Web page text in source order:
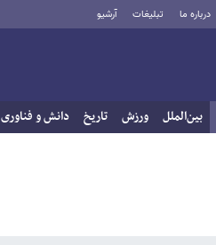
درباره ما تبلیغات آرشیو
بین‌الملل ورزش تاریخ دانش و فناوری